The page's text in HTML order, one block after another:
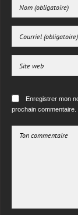
Enregistrer mon